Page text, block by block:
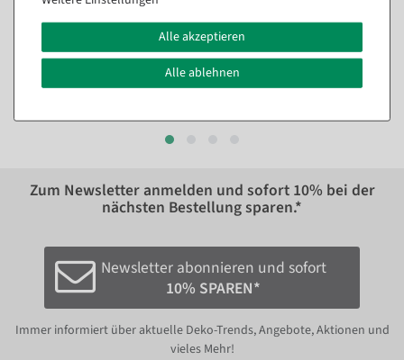
Stück
19,95 EUR zzgl. ges. MwSt.
Pack à 3 Stück
14,22 €
Zum Newsletter anmelden und sofort 10% bei der
nächsten Bestellung sparen.*
Newsletter abonnieren und sofort
10% SPAREN*
Immer informiert über aktuelle Deko-Trends, Angebote, Aktionen und
vieles Mehr!
Alle akzeptieren
Alle ablehnen